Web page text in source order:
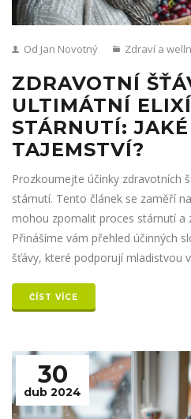
Od Jan Novotný Zdraví a
ZDRAVOTNÍ
ULTIMÁTNÍ
STÁRNUTÍ:
TAJEMSTVÍ?
Prozkoumejte účinky zdravotních
stárnutí. Tento článek se zaměří
mohou zpomalit proces stárnutí a
Přinášíme vám přehled účinných
šťávy, které podporují mladistvou
celkovou obranyschopnost těla.
tyto nápoje do vašeho
ČÍST VÍCE
30
dub 2024